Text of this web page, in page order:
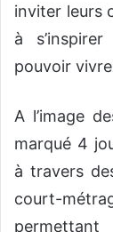
inviter leurs
à
pouvoir
A l’image
marqué 4
à travers
court-